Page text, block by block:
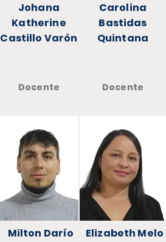
Johana
Katherine
Castillo Varón
Carolina
Bastidas
Quintana
Docente Docente
Milton Darío
Elizabeth Melo